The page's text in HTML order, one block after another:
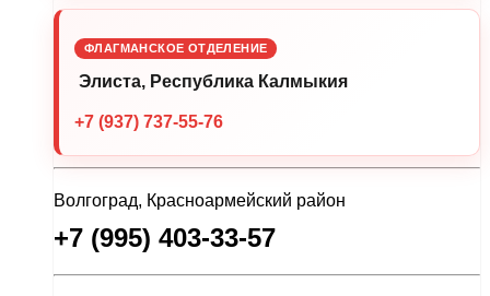
ФЛАГМАНСКОЕ ОТДЕЛЕНИЕ
Элиста, Республика Калмыкия
+7 (937) 737-55-76
Волгоград, Красноармейский район
+7 (995) 403-33-57